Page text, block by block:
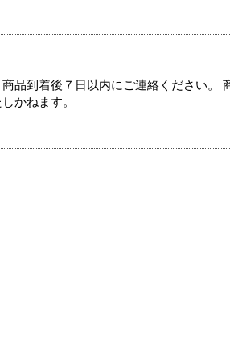
品到着後７日以内にご連絡ください。
かねます。